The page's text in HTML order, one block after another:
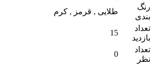
رنگ
بندی
طلایی , قرمز , کرم
تعداد
بازدید
15
تعداد
نظر
0